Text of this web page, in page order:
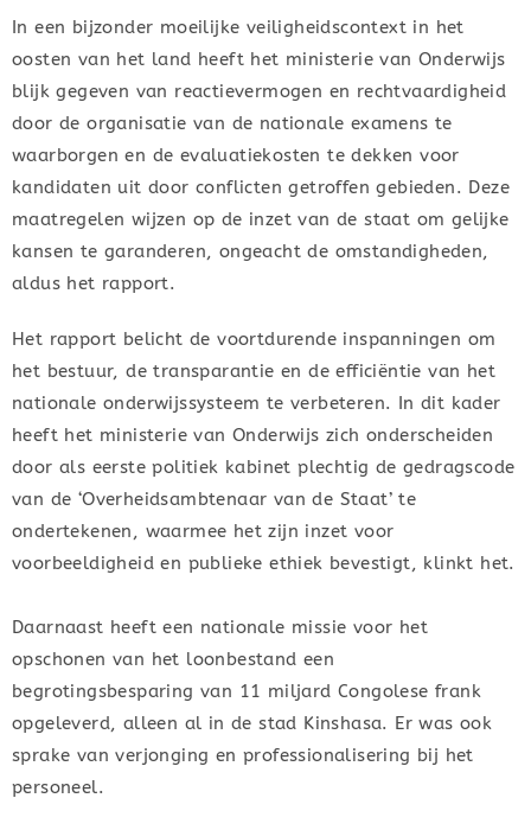
In een bijzonder moeilijke veiligheidscontext in het
oosten van het land heeft het ministerie van Onderwijs
blijk gegeven van reactievermogen en rechtvaardigheid
door de organisatie van de nationale examens te
waarborgen en de evaluatiekosten te dekken voor
kandidaten uit door conflicten getroffen gebieden. Deze
maatregelen wijzen op de inzet van de staat om gelijke
kansen te garanderen, ongeacht de omstandigheden,
aldus het rapport.
Het rapport belicht de voortdurende inspanningen om
het bestuur, de transparantie en de efficiëntie van het
nationale onderwijssysteem te verbeteren. In dit kader
heeft het ministerie van Onderwijs zich onderscheiden
door als eerste politiek kabinet plechtig de gedragscode
van de ‘Overheidsambtenaar van de Staat’ te
ondertekenen, waarmee het zijn inzet voor
voorbeeldigheid en publieke ethiek bevestigt, klinkt het.
Daarnaast heeft een nationale missie voor het
opschonen van het loonbestand een
begrotingsbesparing van 11 miljard Congolese frank
opgeleverd, alleen al in de stad Kinshasa. Er was ook
sprake van verjonging en professionalisering bij het
personeel.